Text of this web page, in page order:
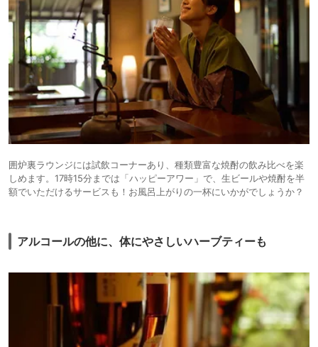
囲炉裏ラウンジには試飲コーナーあり、種類豊富な焼酎の飲み比べを楽
しめます。17時15分までは「ハッピーアワー」で、生ビールや焼酎を半
額でいただけるサービスも！お風呂上がりの一杯にいかがでしょうか？
アルコールの他に、体にやさしいハーブティーも